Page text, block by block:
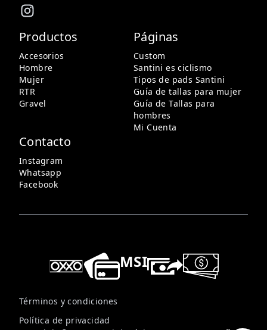
Productos
Accesorios
Hombre
Mujer
RTR
Gravel
Páginas
Custom
Santini es ciclismo
Tipos de pads Santini
Guía de tallas para mujer
Guía de Tallas para
hombres
Mi Cuenta
Contacto
Instagram
Whatsapp
Facebook
MSI
Términos y condiciones
Política de privacidad